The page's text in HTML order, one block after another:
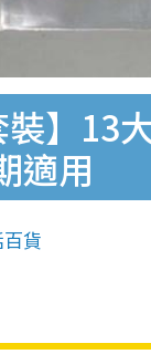
裝】
適用
貨